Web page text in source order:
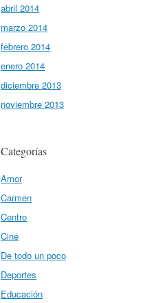
abril 2014
marzo 2014
febrero 2014
enero 2014
diciembre 2013
noviembre 2013
Categorías
Amor
Carmen
Centro
Cine
De todo un poco
Deportes
Educación